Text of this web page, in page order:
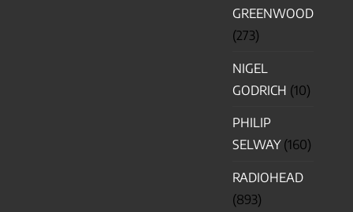
GREENWOOD
(273)
NIGEL
GODRICH (10)
PHILIP
SELWAY(160)
RADIOHEAD
(893)